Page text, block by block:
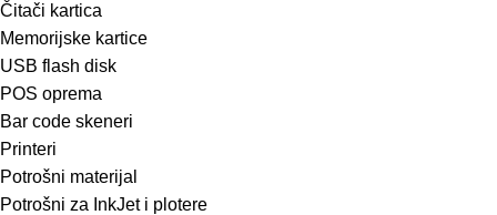
Čitači kartica
Memorijske kartice
USB flash disk
POS oprema
Bar code skeneri
Printeri
Potrošni materijal
Potrošni za InkJet i plotere